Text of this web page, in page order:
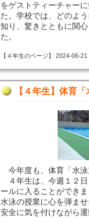
をゲストティーチャー
た。学校では、どのよ
知り、驚きとともに関
た。
【４年生のページ】 2024-06-
【４年生】体育
今年度も、体育「水
４年生は、今週１２日
ールに入ることができ
水泳の授業に心を弾ま
安全に気を付けながら